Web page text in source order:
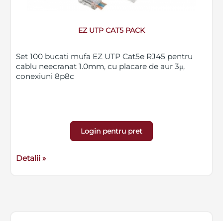
EZ UTP CAT5 PACK
Set 100 bucati mufa EZ UTP Cat5e RJ45 pentru
cablu neecranat 1.0mm, cu placare de aur 3μ,
conexiuni 8p8c
Login pentru pret
Detalii »